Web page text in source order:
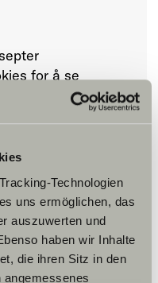
Technologien
uns ermöglichen, das
auszuwerten und
haben wir Inhalte
die ihren Sitz in den
angemessenes
for å se